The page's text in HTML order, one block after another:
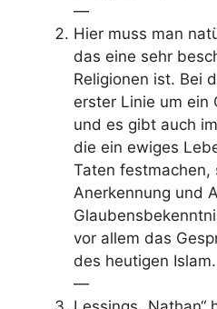
—
Hier muss man
das eine sehr
Religionen ist. Bei
erster Linie um ein
und es gibt auch
die ein ewiges
Taten
Anerkennung und
vor allem das
des heutigen Islam.
—